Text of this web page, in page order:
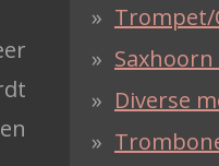
Trompet/
Saxhoorn
Diverse